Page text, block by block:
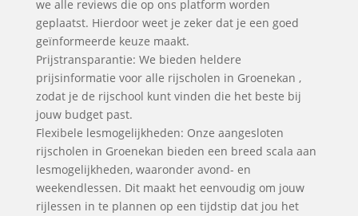
we alle reviews die op ons platform worden
geplaatst. Hierdoor weet je zeker dat je een goed
geïnformeerde keuze maakt.
Prijstransparantie: We bieden heldere
prijsinformatie voor alle rijscholen in Groenekan ,
zodat je de rijschool kunt vinden die het beste bij
jouw budget past.
Flexibele lesmogelijkheden: Onze aangesloten
rijscholen in Groenekan bieden een breed scala aan
lesmogelijkheden, waaronder avond- en
weekendlessen. Dit maakt het eenvoudig om jouw
rijlessen in te plannen op een tijdstip dat jou het